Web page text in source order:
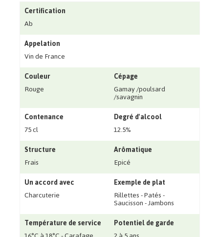
Certification
Ab
Appelation
Vin de France
Couleur
Rouge
Cépage
Gamay /poulsard
/savagnin
Contenance
75 cl
Degré d'alcool
12.5%
Structure
Frais
Arômatique
Epicé
Un accord avec
Charcuterie
Exemple de plat
Rillettes - Patés -
Saucisson - Jambons
Température de service
Potentiel de garde